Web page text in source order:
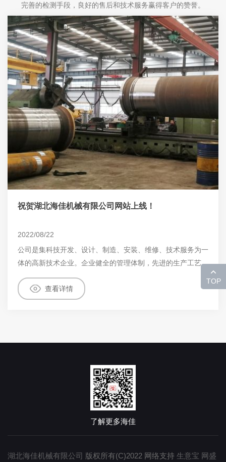
完善的检测手段，良好的售后和技术服务赢得客户的赞誉。
祝贺湖北海佳机械有限公司网站上线！
2022/08/22
公司是集科技开发、设计、制造、安装、维修、技术服务为一
体的高新技术企业。企业健全的管理体制，先进的生产工艺、
精良的加工设备，完善的检测手段，良好的售后和技术服务赢
得客户的赞誉。企业理念：关注顾客要求，满足技术条件；以
科技发展，以管理创效益；坚持持续改进，提供优质服务。
查看详情
了解更多海佳
湖北海佳机械有限公司 版权所有(C)2022 网络支持 生意宝 网盛
TOP